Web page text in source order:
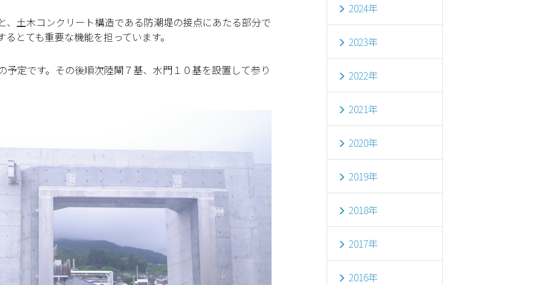
2024年
2023年
2022年
2021年
2020年
2019年
2018年
2017年
2016年
、土木コンクリート構造である防潮堤の接点にあたる部分で
とても重要な機能を担っています。
定です。その後順次陸閘７基、水門１０基を設置して参り